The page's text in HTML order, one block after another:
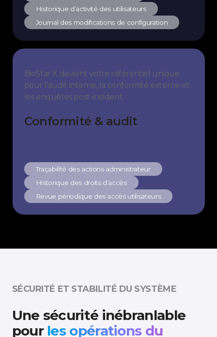
Historique d’activité des utilisateurs
Journal des modifications de configuration
BioStar X devient votre référentiel unique
pour l’audit interne, la conformité externe et
les enquêtes post-incident.
Conformité & audit
Traçabilité des actions administrateur
Historique des droits d’accès
Revue périodique des accès utilisateurs
SÉCURITÉ ET STABILITÉ DU SYSTÈME
Une sécurité inébranlable
pour les opérations du